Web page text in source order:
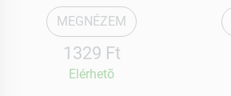
MEGNÉZEM
1329 Ft
Elérhetõ